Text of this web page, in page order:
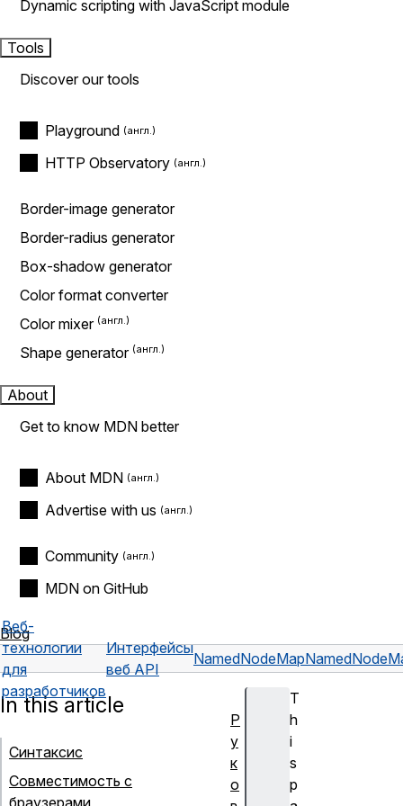
Dynamic scripting with JavaScript module
Tools
Discover our tools
Playground
HTTP Observatory
Border-image generator
Border-radius generator
Box-shadow generator
Color format converter
Color mixer
Shape generator
About
Get to know MDN better
About MDN
Advertise with us
Community
MDN on GitHub
Blog
Веб-
технологии
для
разработчиков
Интерфейсы
веб API
NamedNodeMap
T
h
i
s
p
In this article
Синтаксис
Совместимость с
Р
у
к
о